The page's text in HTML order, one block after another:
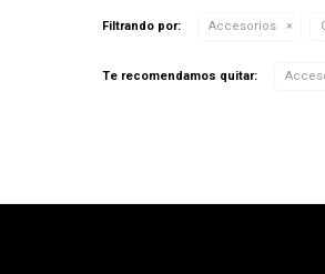
Filtrando por: Accesorios
Te recomendamos quitar: